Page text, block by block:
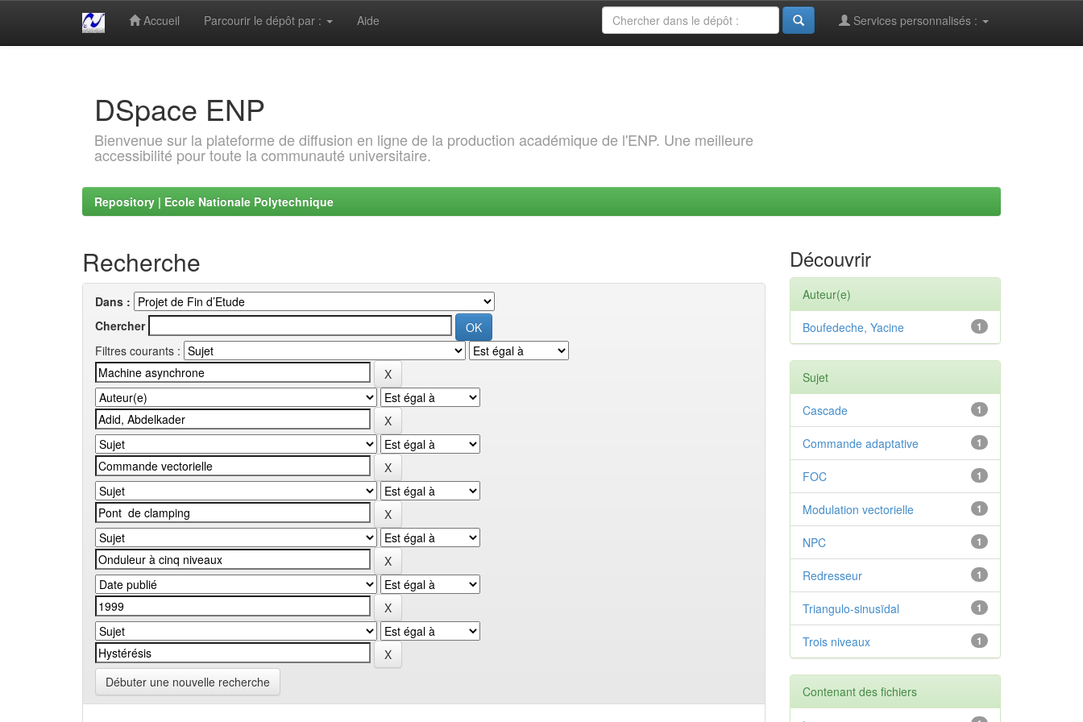
Accueil Parcourir le dépôt par : Aide Services personnalisés :
DSpace ENP
Bienvenue sur la plateforme de diffusion en ligne de la production académique de l'ENP. Une meilleure
accessibilité pour toute la communauté universitaire.
Repository | Ecole Nationale Polytechnique
Recherche
Dans :
Chercher
Filtres courants :
Débuter une nouvelle recherche
Découvrir
Auteur(e)
1
Boufedeche, Yacine
Sujet
1
Cascade
1
Commande adaptative
1
FOC
1
Modulation vectorielle
1
NPC
1
Redresseur
1
Triangulo-sinusïdal
1
Trois niveaux
Contenant des fichiers